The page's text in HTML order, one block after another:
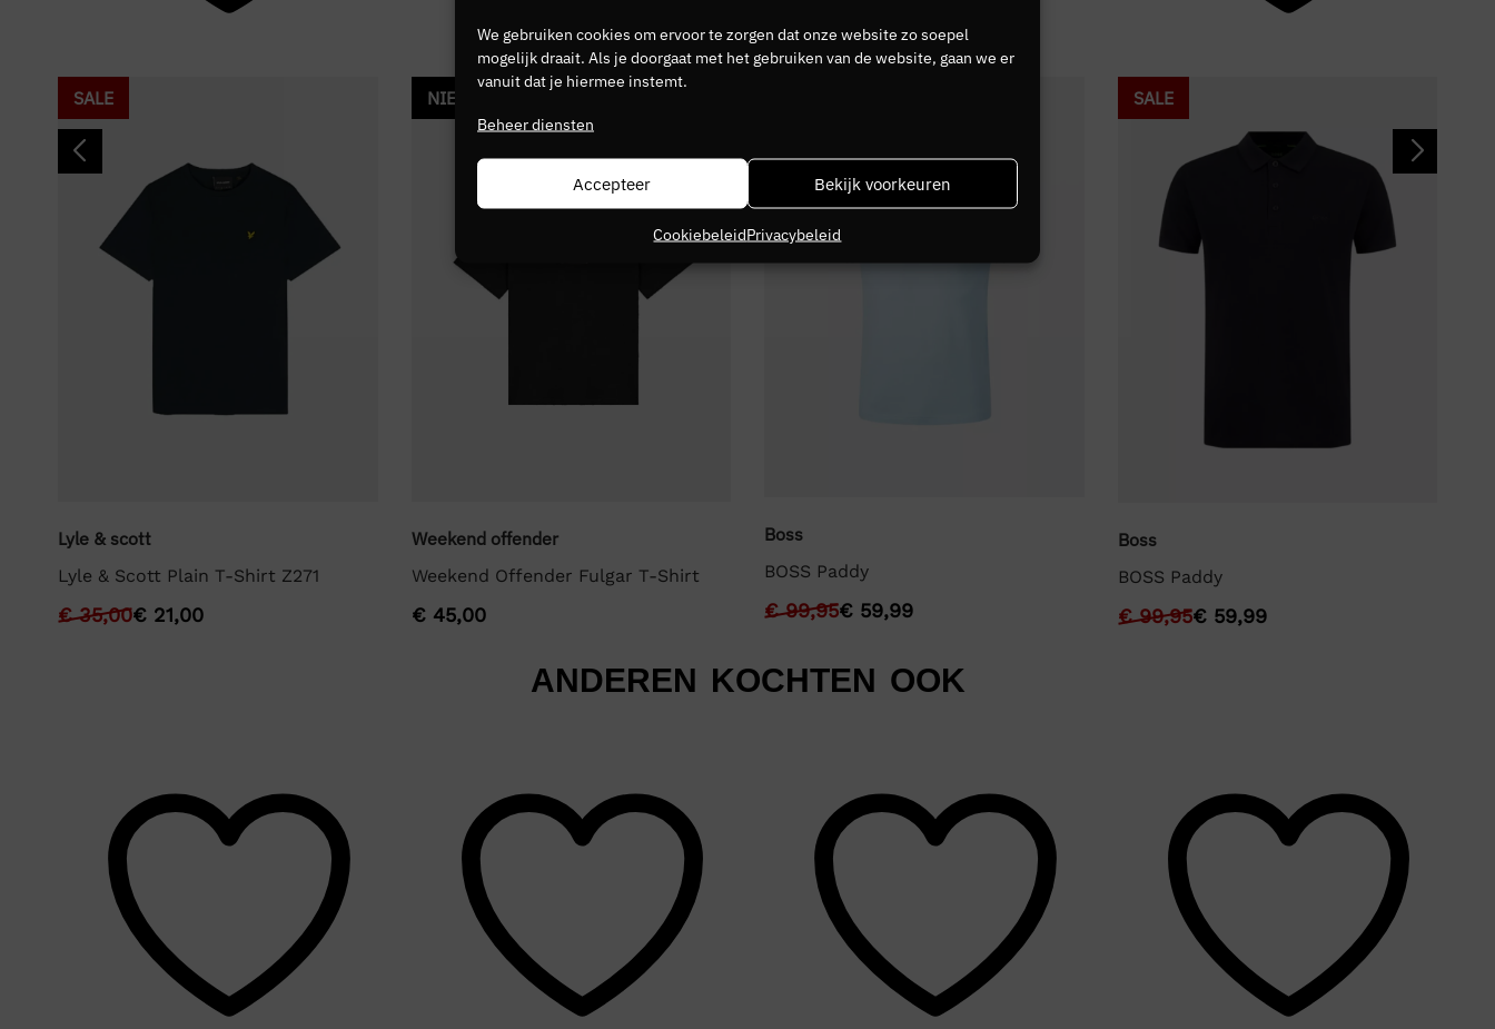
We gebruiken cookies om ervoor te zorgen dat onze website zo soepel
mogelijk draait. Als je doorgaat met het gebruiken van de website, gaan we er
vanuit dat je hiermee instemt.
Beheer diensten
Accepteer Bekijk voorkeuren
CookiebeleidPrivacybeleid
SALE
Lyle & scott
Lyle & Scott Plain T-Shirt Z271
€35,00€ 21,00
NIEUW
Weekend offender
Weekend Offender Fulgar T-Shirt
€45,00
Boss
BOSS Paddy
€99,95€ 59,99
SALE
Boss
BOSS Paddy
€99,95€59,99
ANDEREN KOCHTEN OOK